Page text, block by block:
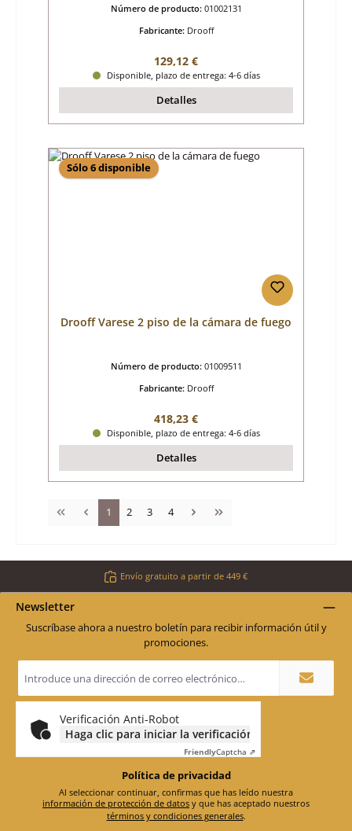
Número de producto: 01002131
Fabricante: Drooff
Precio normal:
129,12 €
Disponible, plazo de entrega: 4-6 días
Detalles
Sólo 6 disponible
Drooff Varese 2 piso de la cámara de fuego
Número de producto: 01009511
Fabricante: Drooff
Precio normal:
418,23 €
Disponible, plazo de entrega: 4-6 días
Detalles
Página
1 Página
2 Página
3 Página
4
Envío gratuito a partir de 449 €
Newsletter
Suscríbase ahora a nuestro boletín para recibir información útil y
promociones.
de
correo
electrónico
Verificación Anti-Robot
Haga clic para iniciar la verificación
FriendlyCaptcha ⇗
Política de privacidad
información de protección de datos
términos y condiciones generales.